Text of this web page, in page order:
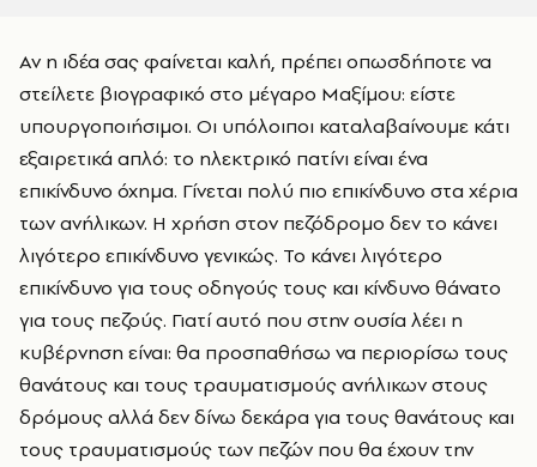
Αν η ιδέα σας φαίνεται καλή, πρέπει οπωσδήποτε να
στείλετε βιογραφικό στο μέγαρο Μαξίμου: είστε
υπουργοποιήσιμοι. Οι υπόλοιποι καταλαβαίνουμε κάτι
εξαιρετικά απλό: το ηλεκτρικό πατίνι είναι ένα
επικίνδυνο όχημα. Γίνεται πολύ πιο επικίνδυνο στα χέρια
των ανήλικων. Η χρήση στον πεζόδρομο δεν το κάνει
λιγότερο επικίνδυνο γενικώς. Το κάνει λιγότερο
επικίνδυνο για τους οδηγούς τους και κίνδυνο θάνατο
για τους πεζούς. Γιατί αυτό που στην ουσία λέει η
κυβέρνηση είναι: θα προσπαθήσω να περιορίσω τους
θανάτους και τους τραυματισμούς ανήλικων στους
δρόμους αλλά δεν δίνω δεκάρα για τους θανάτους και
τους τραυματισμούς των πεζών που θα έχουν την